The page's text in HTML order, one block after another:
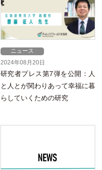
ニュース
2024年08月20日
研究者プレス第7弾を公開：人
と人とが関わりあって幸福に暮
らしていくための研究